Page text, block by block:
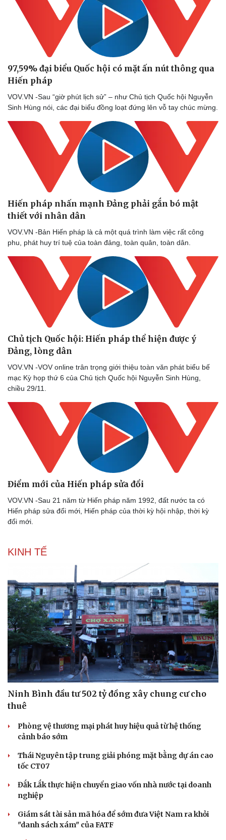
Thể thao
Lịch thi đấu bóng đá
Thế giới thể thao
Hậu trường
Ô tô - Xe máy
Ô tô
Xe máy
Tư vấn
97,59% đại biểu Quốc hội có mặt ấn nút thông qua
Hiến pháp
VOV.VN -Sau “giờ phút lịch sử” – như Chủ tịch Quốc hội Nguyễn
Sinh Hùng nói, các đại biểu đồng loạt đứng lên vỗ tay chúc mừng.
Hiến pháp nhấn mạnh Đảng phải gắn bó mật
thiết với nhân dân
VOV.VN -Bản Hiến pháp là cả một quá trình làm việc rất công
phu, phát huy trí tuệ của toàn đảng, toàn quân, toàn dân.
Chủ tịch Quốc hội: Hiến pháp thể hiện được ý
Đảng, lòng dân
VOV.VN -VOV online trân trọng giới thiệu toàn văn phát biểu bế
mạc Kỳ họp thứ 6 của Chủ tịch Quốc hội Nguyễn Sinh Hùng,
chiều 29/11.
Điểm mới của Hiến pháp sửa đổi
VOV.VN -Sau 21 năm từ Hiến pháp năm 1992, đất nước ta có
Hiến pháp sửa đổi mới, Hiến pháp của thời kỳ hội nhập, thời kỳ
đổi mới.
KINH TẾ
Ninh Bình đầu tư 502 tỷ đồng xây chung cư cho
thuê
Phòng vệ thương mại phát huy hiệu quả từ hệ thống
cảnh báo sớm
Thái Nguyên tập trung giải phóng mặt bằng dự án cao
tốc CT07
Đắk Lắk thực hiện chuyển giao vốn nhà nước tại doanh
nghiệp
Giám sát tài sản mã hóa để sớm đưa Việt Nam ra khỏi
"danh sách xám" của FATF